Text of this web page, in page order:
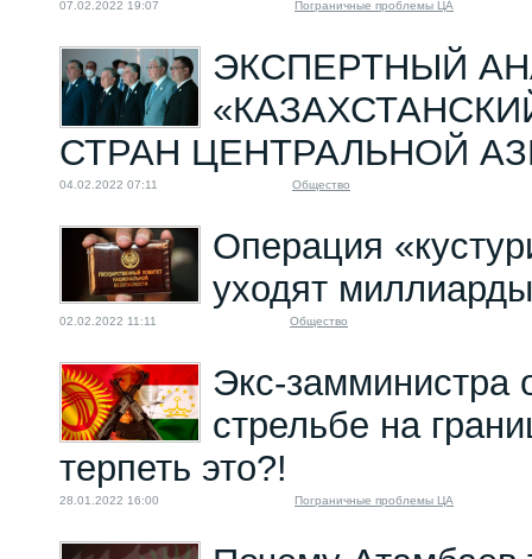
07.02.2022 19:07 Пограничные проблемы ЦА
ЭКСПЕРТНЫЙ
СТРАН ЦЕНТРАЛЬНОЙ
04.02.2022 07:11 Общество
Операция
уходят
02.02.2022 11:11 Общество
Экс-замминистра
стрельбе на
терпеть это?!
28.01.2022 16:00 Пограничные проблемы ЦА